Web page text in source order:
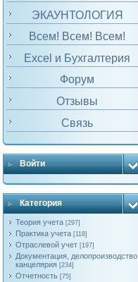
ЭКАУНТОЛОГИЯ
Всем! Всем! Всем!
Excel и Бухгалтерия
Форум
Отзывы
Связь
Войти
Категория
Теория учета [297]
Практика учета [118]
Отраслевой учет [197]
Документация, делопроизводство,
канцелярия [234]
Отчетность [75]